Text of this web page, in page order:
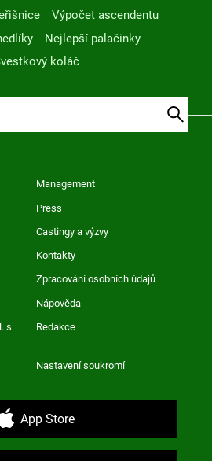
Výpočet ascendentu
Nejlepší palačinky
koláč
Management
Press
Castingy a výzvy
Kontakty
Zpracování osobních údajů
Nápověda
s
Redakce
Nastavení soukromí
App Store